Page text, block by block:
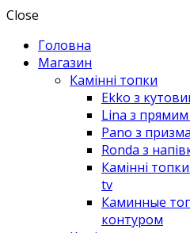
Close
Головна
Магазин
Камінні топки
Ekko з
Lina з
Pano з
Ronda з
Камінні
tv
Каминные
контуром